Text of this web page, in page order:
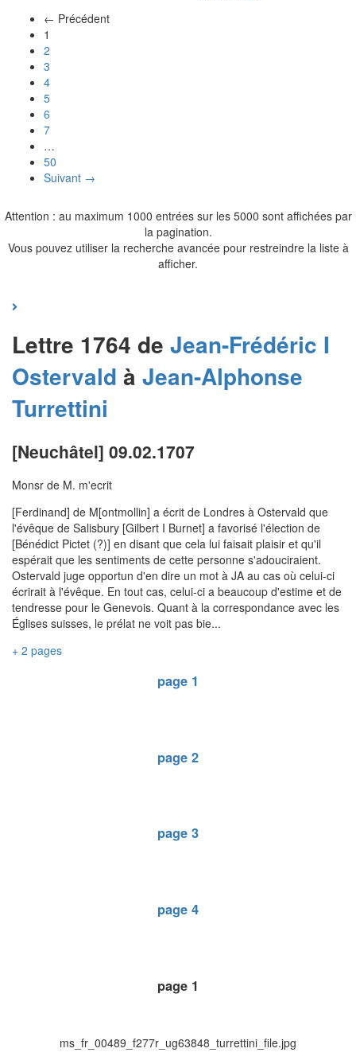
← Précédent
1
2
3
4
5
6
7
…
50
Suivant →
Attention : au maximum 1000 entrées sur les 5000 sont affichées par
la pagination.
Vous pouvez utiliser la recherche avancée pour restreindre la liste à
afficher.
Lettre 1764 de Jean-Frédéric I
Ostervald à Jean-Alphonse
Turrettini
[Neuchâtel] 09.02.1707
Monsr de M. m'ecrit
[Ferdinand] de M[ontmollin] a écrit de Londres à Ostervald que
l'évêque de Salisbury [Gilbert I Burnet] a favorisé l'élection de
[Bénédict Pictet (?)] en disant que cela lui faisait plaisir et qu'il
espérait que les sentiments de cette personne s'adouciraient.
Ostervald juge opportun d'en dire un mot à JA au cas où celui-ci
écrirait à l'évêque. En tout cas, celui-ci a beaucoup d'estime et de
tendresse pour le Genevois. Quant à la correspondance avec les
Églises suisses, le prélat ne voit pas bie...
+ 2 pages
page 1
page 2
page 3
page 4
page 1
ms_fr_00489_f277r_ug63848_turrettini_file.jpg